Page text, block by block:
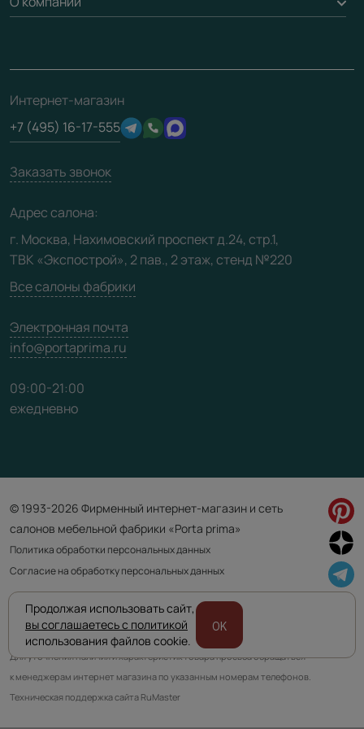
Вопрос-ответ
Отзывы клиентов
Техническая информация
Юридическая информация
3D-модели
О фабрике
Сертификаты
Производство
Вакансии
Карта сайта
Интернет-магазин
+7 (495) 16-17-555
Заказать звонок
Адрес салона:
г. Москва, Нахимовский проспект д.24, стр.1,
ТВК «Экспострой», 2 пав., 2 этаж, стенд №220
Все салоны фабрики
Электронная почта
info@portaprima.ru
09:00-21:00
ежедневно
© 1993-2026 Фирменный интернет-магазин и сеть
салонов мебельной фабрики «Porta prima»
Политика обработки персональных данных
Согласие на обработку персональных данных
Приведенная на сайте информация не является публичной офертой
и носит информационно ознакомительный характер.
Для уточнения наличия и характеристик товара просьба обращаться
к менеджерам интернет магазина по указанным номерам телефонов.
Техническая поддержка сайта RuMaster
Продолжая использовать сайт,
вы соглашаетесь с политикой
использования файлов cookie.
OK